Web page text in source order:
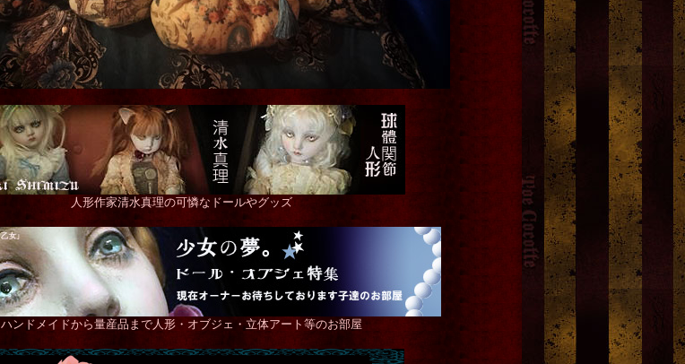
人形作家清水真理の可憐なドールやグッズ
ハンドメイドから量産品まで人形・オブジェ・立体アート等のお部屋